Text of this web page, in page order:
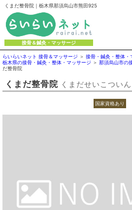
くまだ整骨院｜栃木県那須烏山市熊田925
接骨＆鍼灸・マッサージ
らいらいネット 接骨＆マッサージ
接骨・鍼灸・整体・
栃木県の接骨・鍼灸・整体・マッサージ
那須烏山市の
だ整骨院
くまだ整骨院 くまだせいこついん
国家資格あり